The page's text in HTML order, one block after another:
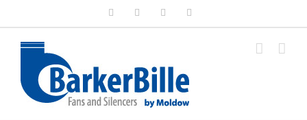
LinkedInFacebookInstagram